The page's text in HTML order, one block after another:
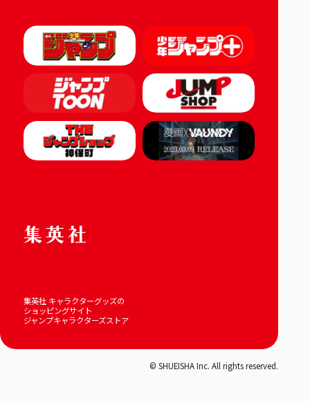
集英社 キャラクターグッズの
ショッピングサイト
ジャンプキャラクターズストア
© SHUEISHA Inc. All rights reserved.